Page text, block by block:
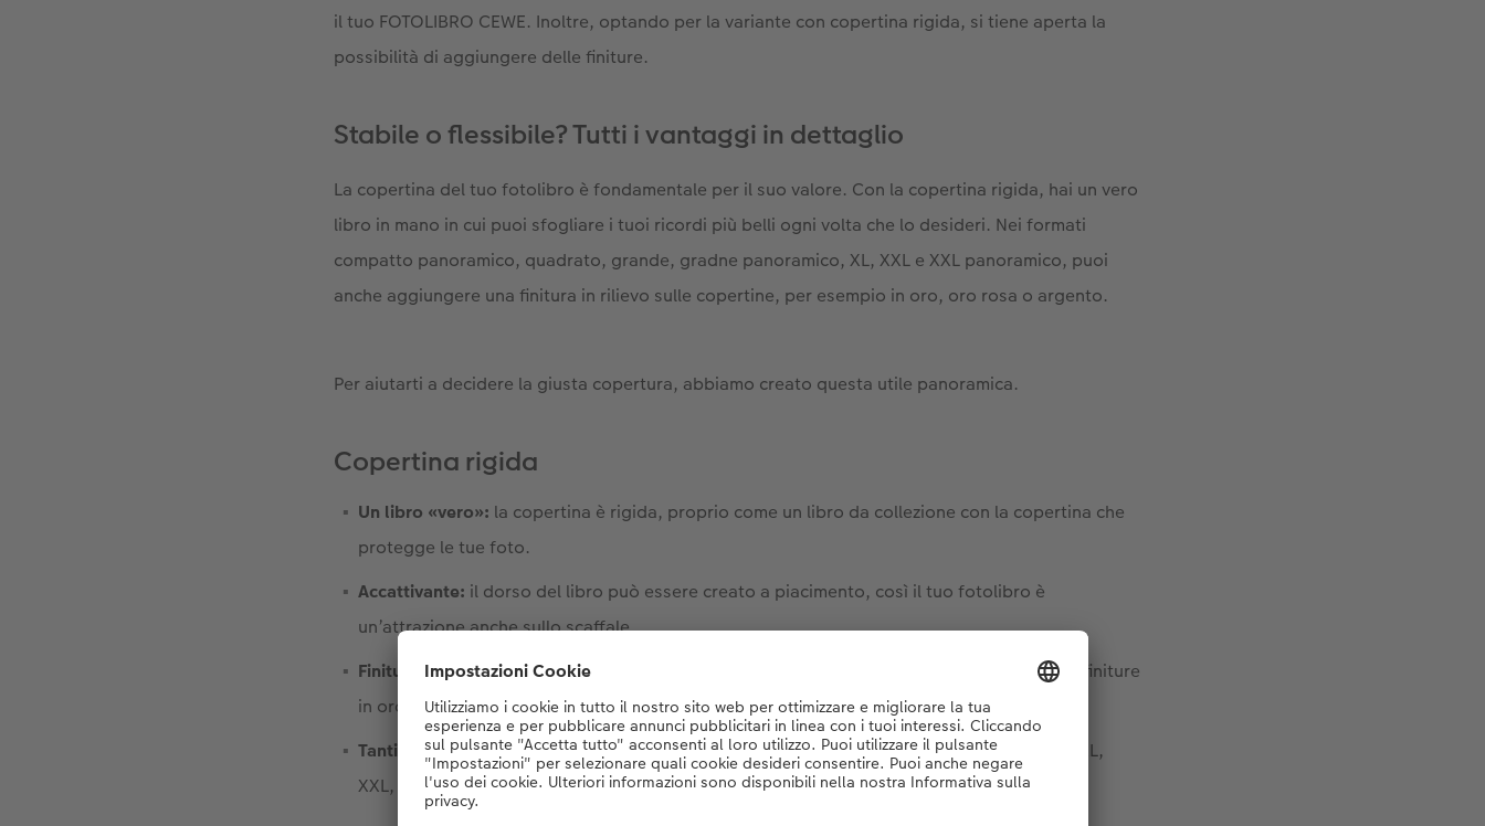
il tuo FOTOLIBRO CEWE. Inoltre, optando per la variante con copertina rigida, si tiene aperta la
possibilità di aggiungere delle finiture.
Stabile o flessibile? Tutti i vantaggi in dettaglio
La copertina del tuo fotolibro è fondamentale per il suo valore. Con la copertina rigida, hai un vero
libro in mano in cui puoi sfogliare i tuoi ricordi più belli ogni volta che lo desideri. Nei formati
compatto panoramico, quadrato, grande, gradne panoramico, XL, XXL e XXL panoramico, puoi
anche aggiungere una finitura in rilievo sulle copertine, per esempio in oro, oro rosa o argento.
Per aiutarti a decidere la giusta copertura, abbiamo creato questa utile panoramica.
Copertina rigida
Un libro «vero»: la copertina è rigida, proprio come un libro da collezione con la copertina che
protegge le tue foto.
Accattivante: il dorso del libro può essere creato a piacimento, così il tuo fotolibro è
un’attrazione anche sullo scaffale.
Finiture: è possibile creare la copertina di molti formati con copertina rigida con eleganti finiture
in oro, oro rosa, argento o con effetto vernice in rilievo.
Tanti formati disponibili:compatto panoramico, quadrato, grande, grande panoramico, XL,
XXL, XXL panoramico